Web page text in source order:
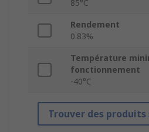
85°C
Rendement
0.83%
Température
fonctionnement
-40°C
Trouver des